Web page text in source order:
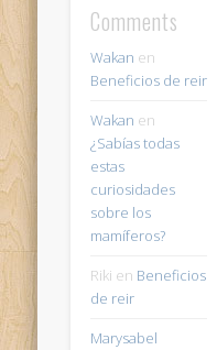
Comments
Wakan en
Beneficios de reir
Wakan en
¿Sabías todas
estas
curiosidades
sobre los
mamíferos?
Riki en Beneficios
de reir
Marysabel